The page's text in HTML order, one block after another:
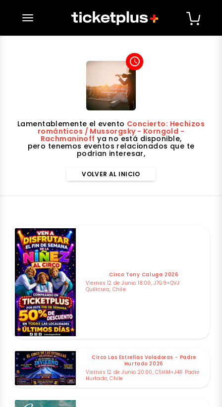
desplegar navegación
access_time
Lamentablemente el evento Concierto: Hechizos
románticos / Mussorgsky - Korngold -
Rachmaninoff ya no está disponible,
pero tenemos eventos relacionados que te
podrian interesar,
VOLVER AL INICIO
Circo Tony Caluga 2026
Viernes 12 de Junio 18:00, J7G9+QVJ
Quilicura, Chile
Circo Las Estrellas Voladoras - Padre
Hurtado 2026
Viernes 12 de Junio 20:00, C5HM+J4R Padre
Hurtado, Chile